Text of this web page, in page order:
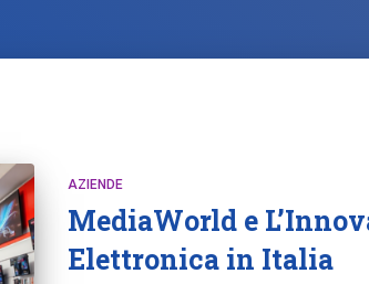
AZIENDE
MediaWorld e
Elettronica in Italia